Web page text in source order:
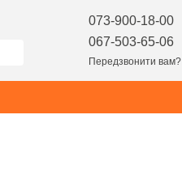
073-900-18-00
067-503-65-06
Передзвонити вам?